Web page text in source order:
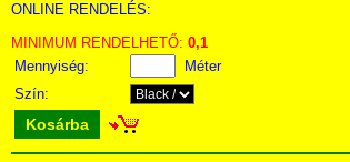
ONLINE RENDELÉS:
MINIMUM RENDELHETŐ: 0,1
Mennyiség:
Méter
Szín:
Kosárba